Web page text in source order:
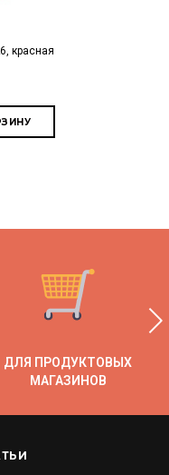
красная
ДЛЯ ПРОДУКТОВЫХ
МАГАЗИНОВ